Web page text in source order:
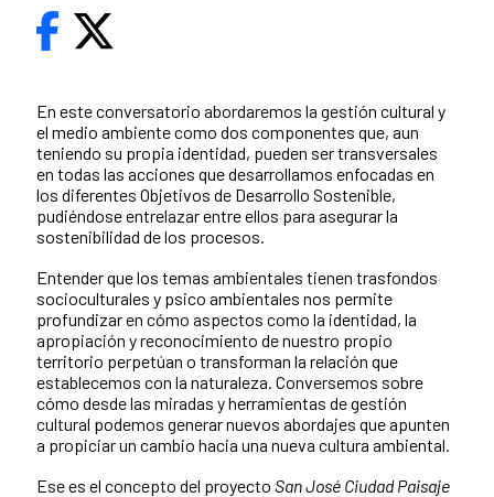
En este conversatorio abordaremos la gestión cultural y
el medio ambiente como dos componentes que, aun
teniendo su propia identidad, pueden ser transversales
en todas las acciones que desarrollamos enfocadas en
los diferentes Objetivos de Desarrollo Sostenible,
pudiéndose entrelazar entre ellos para asegurar la
sostenibilidad de los procesos.
Entender que los temas ambientales tienen trasfondos
socioculturales y psico ambientales nos permite
profundizar en cómo aspectos como la identidad, la
apropiación y reconocimiento de nuestro propio
territorio perpetúan o transforman la relación que
establecemos con la naturaleza. Conversemos sobre
cómo desde las miradas y herramientas de gestión
cultural podemos generar nuevos abordajes que apunten
a propiciar un cambio hacia una nueva cultura ambiental.
Ese es el concepto del proyecto San José Ciudad Paisaje